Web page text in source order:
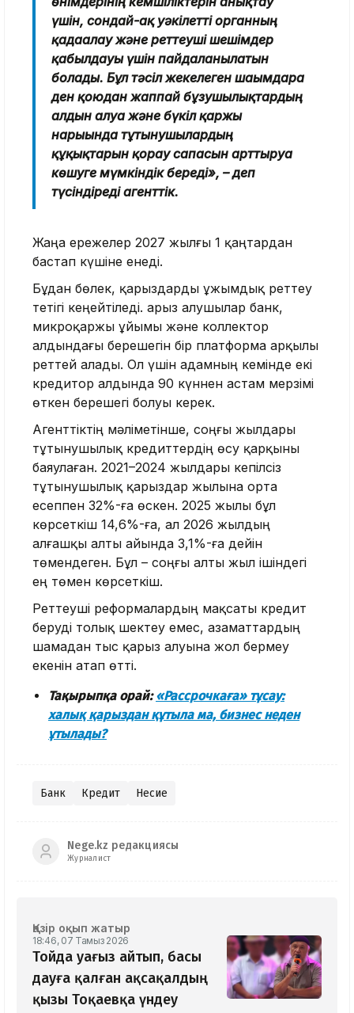
үшін, сондай-ақ уәкілетті органның
қадағалау және реттеуші шешімдер
қабылдауы үшін пайдаланылатын
болады. Бұл тәсіл жекелеген шағымдарға
ден қоюдан жаппай бұзушылықтардың
алдын алуға және бүкіл қаржы
нарығында тұтынушылардың
құқықтарын қорғау сапасын арттыруға
көшуге мүмкіндік береді», – деп
түсіндіреді агенттік.
Жаңа ережелер 2027 жылғы 1 қаңтардан
бастап күшіне енеді.
Бұдан бөлек, қарыздарды ұжымдық реттеу
тетігі кеңейтіледі. Қарыз алушылар банк,
микроқаржы ұйымы және коллектор
алдындағы берешегін бір платформа арқылы
реттей алады. Ол үшін адамның кемінде екі
кредитор алдында 90 күннен астам мерзімі
өткен берешегі болуы керек.
Агенттіктің мәліметінше, соңғы жылдары
тұтынушылық кредиттердің өсу қарқыны
баяулаған. 2021–2024 жылдары кепілсіз
тұтынушылық қарыздар жылына орта
есеппен 32%-ға өскен. 2025 жылы бұл
көрсеткіш 14,6%-ға, ал 2026 жылдың
алғашқы алты айында 3,1%-ға дейін
төмендеген. Бұл – соңғы алты жыл ішіндегі
ең төмен көрсеткіш.
Реттеуші реформалардың мақсаты кредит
беруді толық шектеу емес, азаматтардың
шамадан тыс қарыз алуына жол бермеу
екенін атап өтті.
Тақырыпқа орай:«Рассрочкаға» тұсау:
халық қарыздан құтыла ма, бизнес неден
ұтылады?
Банк Кредит Несие
Nege.kz редакциясы
Журналист
Қазір оқып жатыр
18:46, 07 Тамыз 2026
Тойда уағыз айтып, басы
дауға қалған ақсақалдың
қызы Тоқаевқа үндеу